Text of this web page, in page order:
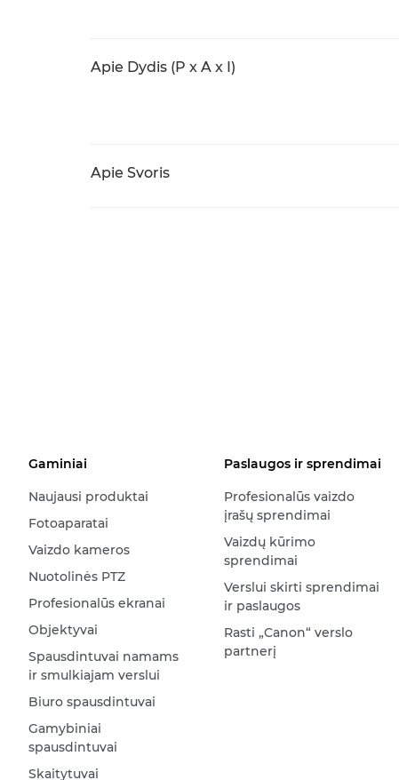
Apie Dydis (P x A x I)
Apie Svoris
Gaminiai
Naujausi produktai
Fotoaparatai
Vaizdo kameros
Nuotolinės PTZ
Profesionalūs ekranai
Objektyvai
Spausdintuvai namams
ir smulkiajam verslui
Biuro spausdintuvai
Gamybiniai
spausdintuvai
Skaitytuvai
Paslaugos ir sprendimai
Profesionalūs vaizdo
įrašų sprendimai
Vaizdų kūrimo
sprendimai
Verslui skirti sprendimai
ir paslaugos
Rasti „Canon“ verslo
partnerį